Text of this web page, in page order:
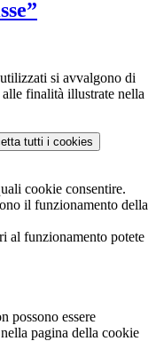
si avvalgono di
finalità illustrate nella
tutti i cookies
cookie consentire.
il funzionamento della
al funzionamento potete
possono essere
pagina della cookie